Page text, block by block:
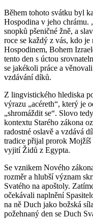
Během tohoto svátku byl
Hospodina v jeho chrámu.
snopků pšeničné žně, a
roce se každý z vás, kdo
Hospodinem, Bohem
tento den s úctou
se jakékoli práce a
vzdávání díků.
Z lingvistického hlediska
výrazu „acéreth“, který je
„shromáždit se“. Slovo
kontextu Starého zákona
radostné oslavě a vzdává
tradice přijal prorok Mojžíš
vyjití Židů z Egypta.
Se vznikem Nového
rozměr a hlubší význam
Svatého na apoštoly.
očekávali naplnění
na ně Duch jako božská
požehnaný den se Duch